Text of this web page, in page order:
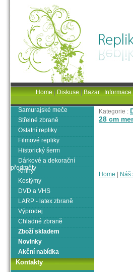
Kategorie :
28 cm
Home Náš
Samurajské meče
Střelné zbraně
Ostatní repliky
Filmové repliky
Historický šerm
Dárkové a dekorační
předměty
Knihy
Kostýmy
DVD a VHS
LARP - latex zbraně
Výprodej
Chladné zbraně
Zboží skladem
Novinky
Akční nabídka
Kontakty
Home|Diskuse|Bazar|Informace